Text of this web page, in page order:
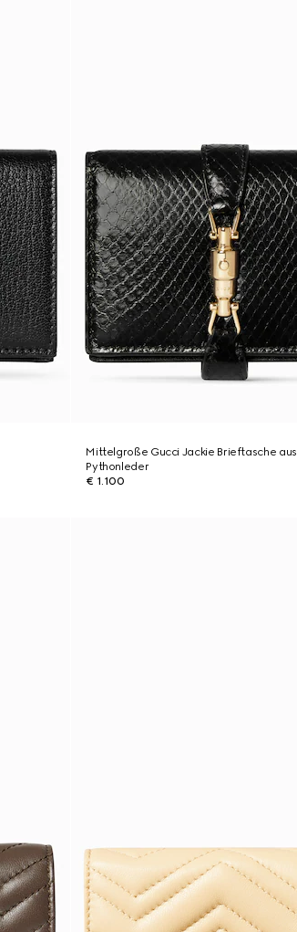
Mittelgroße Gucci Jackie Brieftasche aus
Pythonleder
€ 1.100